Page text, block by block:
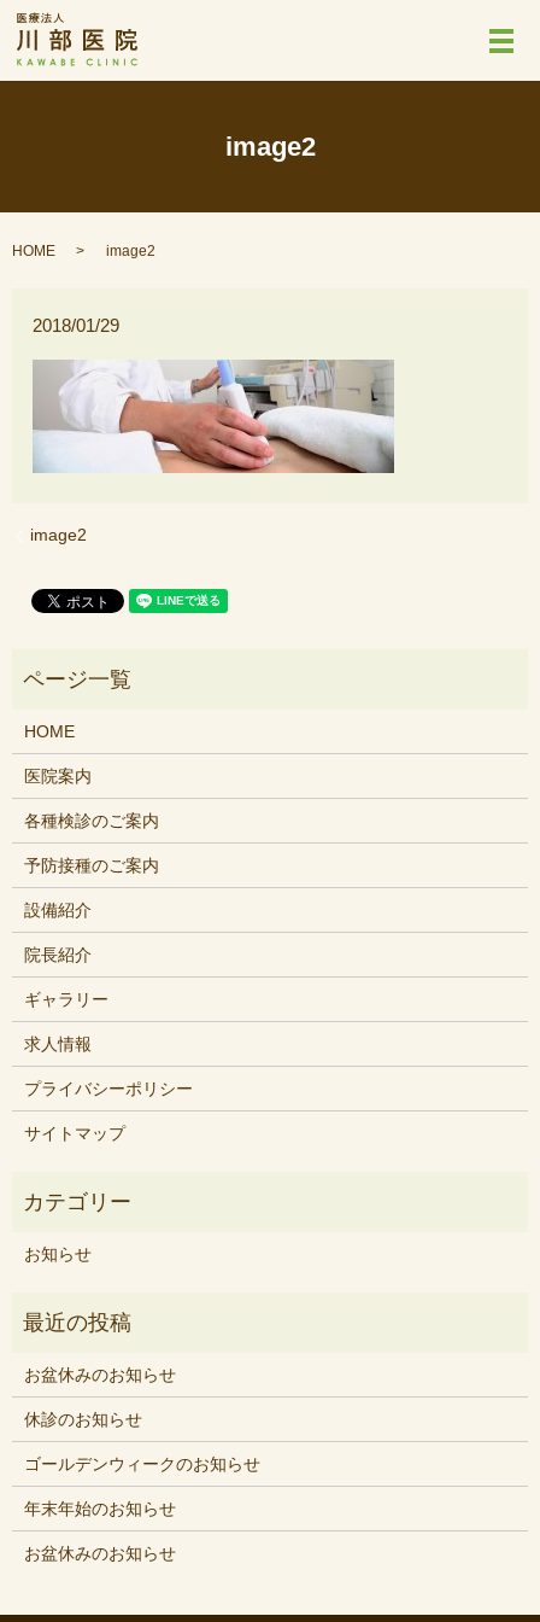
メ
image2
HOME image2
2018/01/29
image2
HOME
医院案内
各種検診のご案内
予防接種のご案内
設備紹介
院長紹介
ギャラリー
求人情報
プライバシーポリシー
サイトマップ
お知らせ
お盆休みのお知らせ
休診のお知らせ
ゴールデンウィークのお知らせ
年末年始のお知らせ
お盆休みのお知らせ